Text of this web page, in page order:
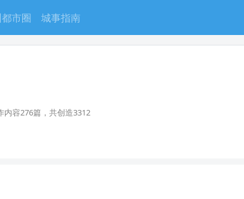
市圈 城事指南
内容276篇，共创造3312